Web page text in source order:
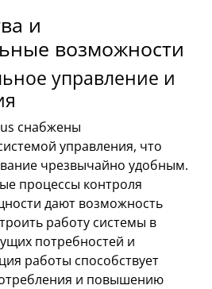
и
возможности
управление и
снабжены
управления, что
чрезвычайно удобным.
процессы контроля
дают возможность
работу системы в
потребностей и
работы способствует
и повышению